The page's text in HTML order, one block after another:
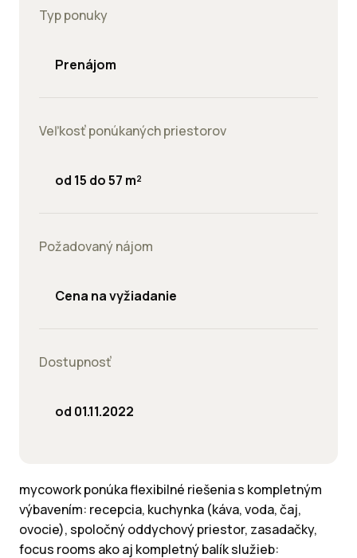
Typ ponuky
Prenájom
Veľkosť ponúkaných priestorov
od 15 do 57 m²
Požadovaný nájom
Cena na vyžiadanie
Dostupnosť
od 01.11.2022
mycowork ponúka flexibilné riešenia s kompletným
výbavením: recepcia, kuchynka (káva, voda, čaj,
ovocie), spoločný oddychový priestor, zasadačky,
focus rooms ako aj kompletný balík služieb: